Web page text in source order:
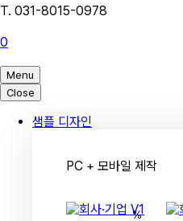
T. 031-8015-0978
0
Menu
Close
샘플 디자인
PC + 모바일 제작
%